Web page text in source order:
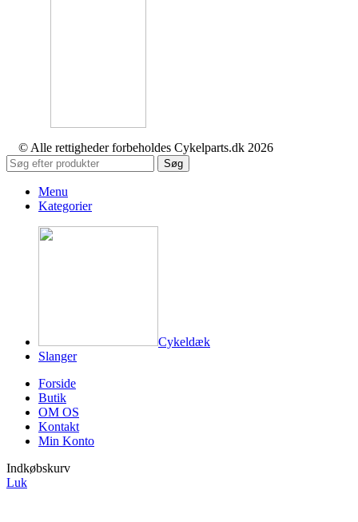
© Alle rettigheder forbeholdes Cykelparts.dk 2026
Søg
Menu
Kategorier
Cykeldæk
Slanger
Forside
Butik
OM OS
Kontakt
Min Konto
Indkøbskurv
Luk